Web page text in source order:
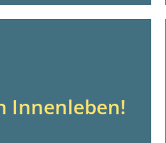
Innenleben!